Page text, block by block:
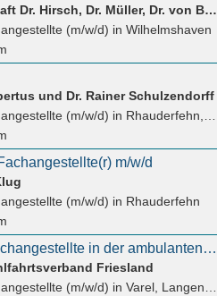
Praxisgemeinschaft Dr. Hirsch, Dr. Müller, Dr. von Bohlen
(m/w/d) in Wilhelmshaven
und Dr. Rainer Schulzendorff
(m/w/d) in Rhauderfehn, Rhaudermoor
m/w/d
(m/w/d) in Rhauderfehn
Medizinische Fachangestellte in der ambulanten Pflege (m/w/d)
Friesland
(m/w/d) in Varel, Langendamm